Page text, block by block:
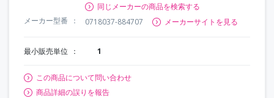
同じメーカーの商品を検索する
メーカー型番
0718037-884707 メーカーサイトを見る
最小販売単位 1
この商品について問い合わせ
商品詳細の誤りを報告